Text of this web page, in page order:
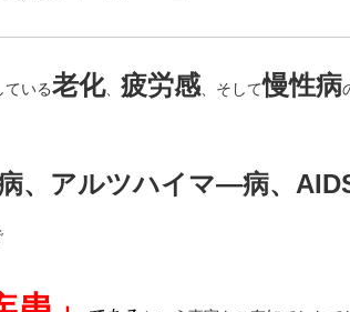
ている老化、 疲労感 、そして慢性病
、アルツハイマ―病、